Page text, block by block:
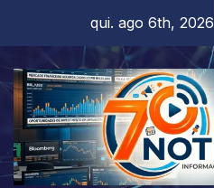
content
qui. ago 6th, 2026